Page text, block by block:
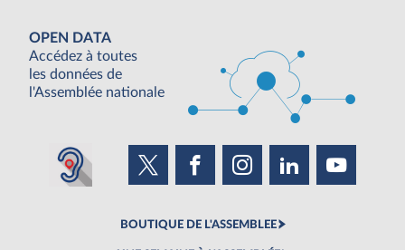
OPEN DATA
Accédez à toutes
les données de
l'Assemblée nationale
BOUTIQUE DE L'ASSEMBLEE